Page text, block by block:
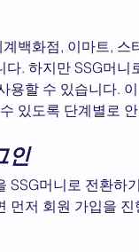
백화점, 이마트,
다. 하지만 SSG머
용할 수 있습니다.
있도록 단계별로
인
SSG머니로 전환하
먼저 회원 가입을